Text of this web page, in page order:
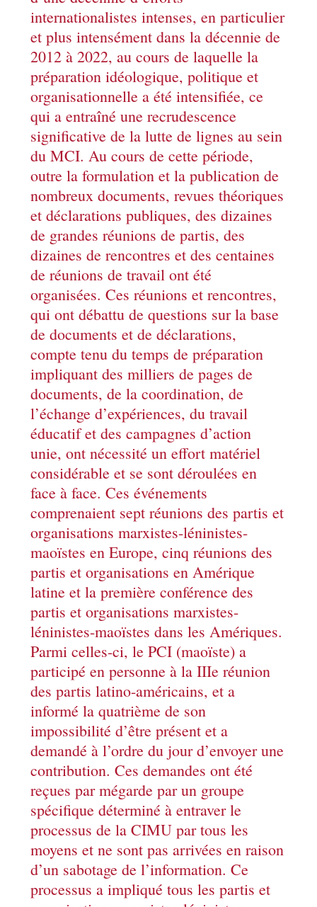
internationalistes intenses, en particulier
et plus intensément dans la décennie de
2012 à 2022, au cours de laquelle la
préparation idéologique, politique et
organisationnelle a été intensifiée, ce
qui a entraîné une recrudescence
significative de la lutte de lignes au sein
du MCI. Au cours de cette période,
outre la formulation et la publication de
nombreux documents, revues théoriques
et déclarations publiques, des dizaines
de grandes réunions de partis, des
dizaines de rencontres et des centaines
de réunions de travail ont été
organisées. Ces réunions et rencontres,
qui ont débattu de questions sur la base
de documents et de déclarations,
compte tenu du temps de préparation
impliquant des milliers de pages de
documents, de la coordination, de
l’échange d’expériences, du travail
éducatif et des campagnes d’action
unie, ont nécessité un effort matériel
considérable et se sont déroulées en
face à face. Ces événements
comprenaient sept réunions des partis et
organisations marxistes-léninistes-
maoïstes en Europe, cinq réunions des
partis et organisations en Amérique
latine et la première conférence des
partis et organisations marxistes-
léninistes-maoïstes dans les Amériques.
Parmi celles-ci, le PCI (maoïste) a
participé en personne à la IIIe réunion
des partis latino-américains, et a
informé la quatrième de son
impossibilité d’être présent et a
demandé à l’ordre du jour d’envoyer une
contribution. Ces demandes ont été
reçues par mégarde par un groupe
spécifique déterminé à entraver le
processus de la CIMU par tous les
moyens et ne sont pas arrivées en raison
d’un sabotage de l’information. Ce
processus a impliqué tous les partis et